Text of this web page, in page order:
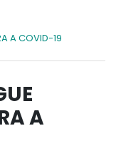
A COVID-19
A